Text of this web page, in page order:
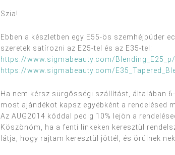
Szia!
Ebben a készletben egy E55-ös szemhéjpúder
szeretek satírozni az E25-tel és az E35-tel:
https://www.sigmabeauty.com/
https://www.sigmabeauty.com/
Ha nem kérsz sürgősségi szállítást, általában
most ajándékot kapsz egyébként a rendelésed
Az AUG2014 kóddal pedig 10% lejön a
Köszönöm, ha a fenti linkeken keresztül
látja, hogy rajtam keresztül jöttél, és örülnek